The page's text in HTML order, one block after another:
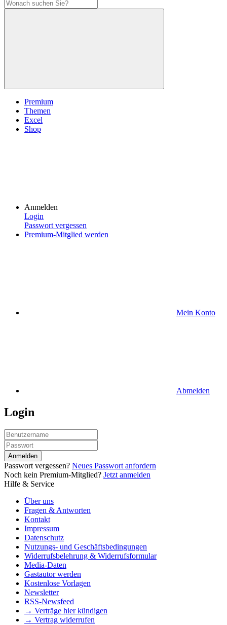
Premium
Themen
Excel
Shop
Anmelden
Login
Passwort vergessen
Premium-Mitglied werden
Mein Konto
Abmelden
Login
Anmelden
Passwort vergessen? Neues Passwort anfordern
Noch kein Premium-Mitglied? Jetzt anmelden
Hilfe & Service
Über uns
Fragen & Antworten
Kontakt
Impressum
Datenschutz
Nutzungs- und Geschäftsbedingungen
Widerrufsbelehrung & Widerrufsformular
Media-Daten
Gastautor werden
Kostenlose Vorlagen
Newsletter
RSS-Newsfeed
→ Verträge hier kündigen
→ Vertrag widerrufen